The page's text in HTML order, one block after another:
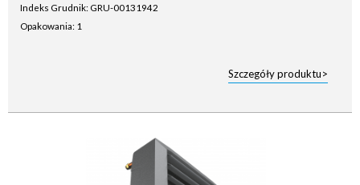
Indeks Grudnik: GRU-00131942
Opakowania: 1
Szczegóły produktu>